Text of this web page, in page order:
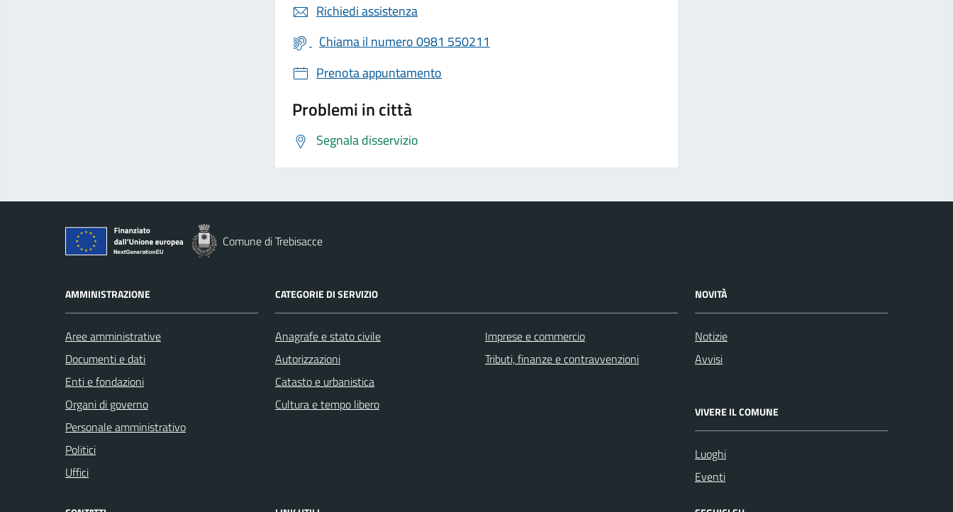
Richiedi assistenza
Chiama il numero 0981 550211
Prenota appuntamento
Problemi in città
Segnala disservizio
Comune di Trebisacce
AMMINISTRAZIONE
Aree amministrative
Documenti e dati
Enti e fondazioni
Organi di governo
Personale amministrativo
Politici
Uffici
CATEGORIE DI SERVIZIO
Anagrafe e stato civile
Autorizzazioni
Catasto e urbanistica
Cultura e tempo libero
Imprese e commercio
Tributi, finanze e contravvenzioni
NOVITÀ
Notizie
Avvisi
VIVERE IL COMUNE
Luoghi
Eventi